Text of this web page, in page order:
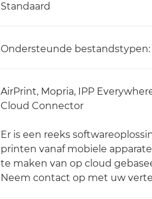
Standaard
Ondersteunde bestandstypen:
AirPrint, Mopria, IPP
Cloud Connector
Er is een reeks
printen vanaf mobiele
te maken van op cloud
Neem contact op met uw